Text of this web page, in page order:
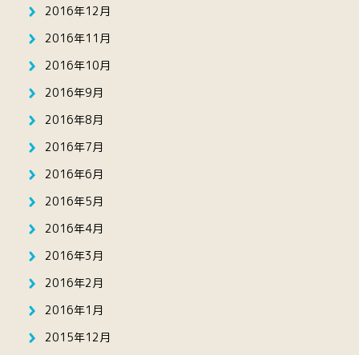
2016年12月
2016年11月
2016年10月
2016年9月
2016年8月
2016年7月
2016年6月
2016年5月
2016年4月
2016年3月
2016年2月
2016年1月
2015年12月